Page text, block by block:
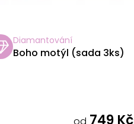
Diamantování
Boho motýl (sada 3ks)
od 749 Kč